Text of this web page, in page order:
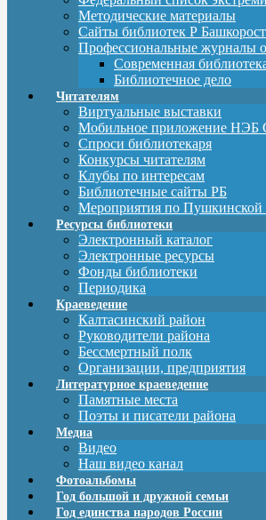
Методические материалы
Сайты библиотек Р
Профессиональные журналы
Современная
Библиотечное дело
Читателям
Виртуальные выставки
Мобильное приложение НЭБ
Спроси библиотекаря
Конкурсы читателям
Клубы по интересам
Библиотечные сайты РБ
Мероприятия по Пушкинской
Ресурсы библиотеки
Электронный каталог
Электронные ресурсы
Фонды библиотеки
Периодика
Краеведение
Калтасинский район
Руководители района
Бессмертный полк
Организации, предприятия
Литературное краеведение
Памятные места
Поэты и писатели района
Медиа
Видео
Наш видео канал
Фотоальбомы
Год большой и дружной семьи
Год единства народов России